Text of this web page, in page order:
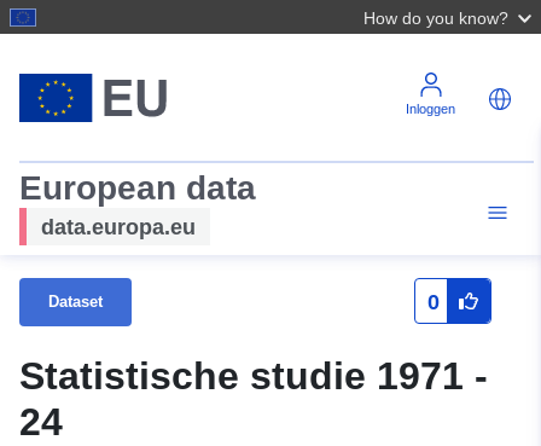
How do you know?
Inloggen
European data
data.europa.eu
Dataset 0
Statistische studie 1971 -
24